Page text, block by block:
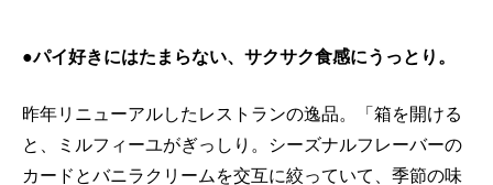
●パイ好きにはたまらない、サクサク食感にうっとり。
昨年リニューアルしたレストランの逸品。「箱を開ける
と、ミルフィーユがぎっしり。シーズナルフレーバーの
カードとバニラクリームを交互に絞っていて、季節の味